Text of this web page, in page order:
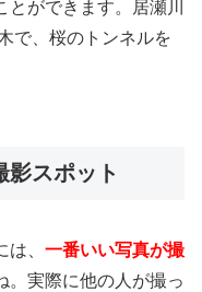
ができます。居瀬川
で、桜のトンネルを
影スポット
、 一番いい写真が撮
。実際に他の人が撮っ